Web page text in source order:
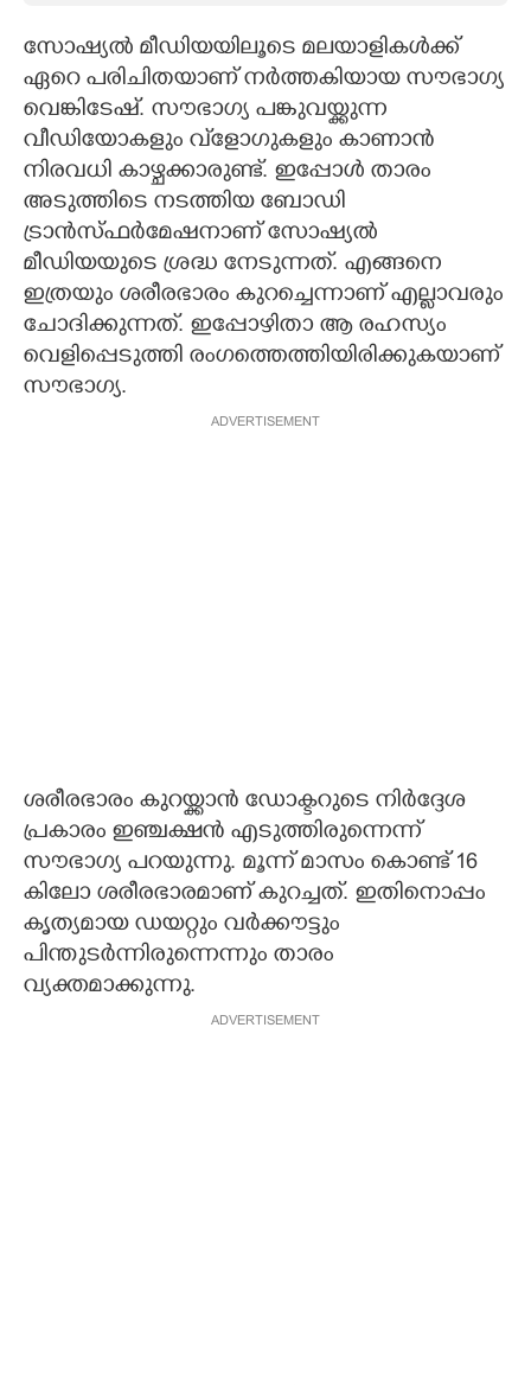
LITERATURE
ZOOM
CONTACT US
സോഷ്യൽ മീഡിയയിലൂടെ മലയാളികൾക്ക്
ഏറെ പരിചിതയാണ് നർത്തകിയായ സൗഭാഗ്യ
വെങ്കിടേഷ്. സൗഭാഗ്യ പങ്കുവയ്ക്കുന്ന
വീഡിയോകളും വ്‌ളോഗുകളും കാണാൻ
നിരവധി കാഴ്ചക്കാരുണ്ട്. ഇപ്പോൾ താരം
അടുത്തിടെ നടത്തിയ ബോഡി
ട്രാൻസ്ഫർമേഷനാണ് സോഷ്യൽ
മീഡിയയുടെ ശ്രദ്ധ നേടുന്നത്. എങ്ങനെ
ഇത്രയും ശരീരഭാരം കുറച്ചെന്നാണ് എല്ലാവരും
ചോദിക്കുന്നത്. ഇപ്പോഴിതാ ആ രഹസ്യം
വെളിപ്പെടുത്തി രംഗത്തെത്തിയിരിക്കുകയാണ്
സൗഭാഗ്യ.
ADVERTISEMENT
ശരീരഭാരം കുറയ്ക്കാൻ ഡോക്ടറുടെ നിർദ്ദേശ
പ്രകാരം ഇഞ്ചക്ഷൻ എടുത്തിരുന്നെന്ന്
സൗഭാഗ്യ പറയുന്നു. മൂന്ന് മാസം കൊണ്ട് 16
കിലോ ശരീരഭാരമാണ് കുറച്ചത്. ഇതിനൊപ്പം
കൃത്യമായ ഡയറ്റും വർക്കൗട്ടും
പിന്തുടർന്നിരുന്നെന്നും താരം
വ്യക്തമാക്കുന്നു.
ADVERTISEMENT